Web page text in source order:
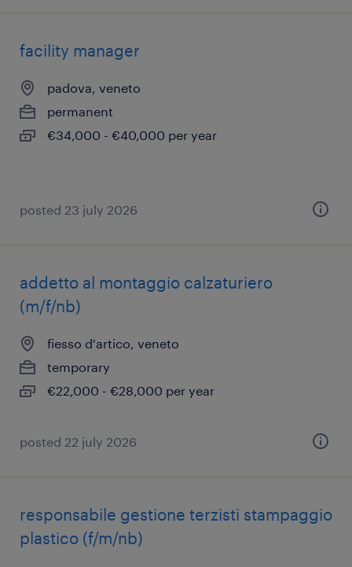
facility manager
padova, veneto
permanent
€34,000 - €40,000 per year
posted 23 july 2026
addetto al montaggio calzaturiero
(m/f/nb)
fiesso d'artico, veneto
temporary
€22,000 - €28,000 per year
posted 22 july 2026
responsabile gestione terzisti stampaggio
plastico (f/m/nb)